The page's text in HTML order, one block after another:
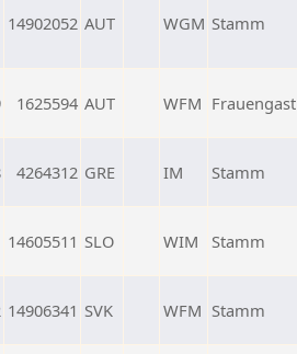
14902052 AUT WGM Stamm
1625594 AUT WFM Frauengast
4264312 GRE IM Stamm
14605511 SLO WIM Stamm
14906341 SVK WFM Stamm